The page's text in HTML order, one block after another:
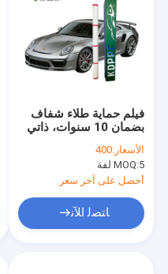
فيلم حماية طلاء شفاف
بضمان 10 سنوات، ذاتي
طارد للماء، مضاد للبقع،
لطلاء السيارة
الأسعار:400
MOQ:5 لفة
أحصل على آخر سعر
ﺎﺘﺼﻟ ﺍﻶﻧ